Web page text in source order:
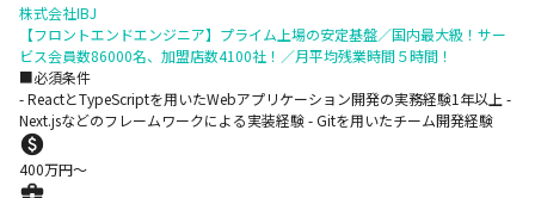
株式会社IBJ
【フロントエンドエンジニア】プライム上場の安定基盤／国内最大級！サー
ビス会員数86000名、加盟店数4100社！／月平均残業時間５時間！
■必須条件
- ReactとTypeScriptを用いたWebアプリケーション開発の実務経験1年以上 -
Next.jsなどのフレームワークによる実装経験 - Gitを用いたチーム開発経験
400万円〜